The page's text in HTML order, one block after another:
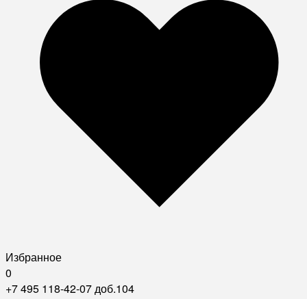
Избранное
0
+7 495 118-42-07 доб.104